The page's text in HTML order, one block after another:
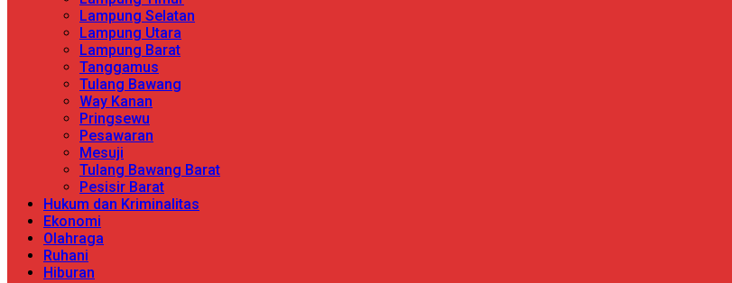
Lampung Selatan
Lampung Utara
Lampung Barat
Tanggamus
Tulang Bawang
Way Kanan
Pringsewu
Pesawaran
Mesuji
Tulang Bawang Barat
Pesisir Barat
Hukum dan Kriminalitas
Ekonomi
Olahraga
Ruhani
Hiburan